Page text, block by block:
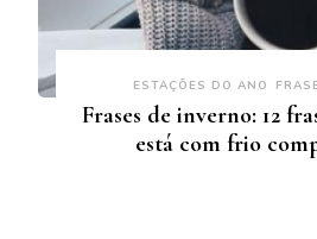
ESTAÇÕES DO ANO
Frases de inverno: 12
está com frio